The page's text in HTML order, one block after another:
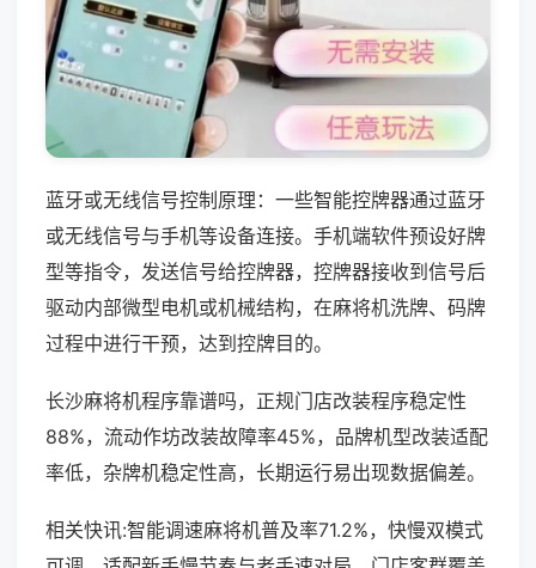
蓝牙或无线信号控制原理：一些智能控牌器通过蓝牙
或无线信号与手机等设备连接。手机端软件预设好牌
型等指令，发送信号给控牌器，控牌器接收到信号后
驱动内部微型电机或机械结构，在麻将机洗牌、码牌
过程中进行干预，达到控牌目的。
长沙麻将机程序靠谱吗，正规门店改装程序稳定性
88%，流动作坊改装故障率45%，品牌机型改装适配
率低，杂牌机稳定性高，长期运行易出现数据偏差。
相关快讯:智能调速麻将机普及率71.2%，快慢双模式